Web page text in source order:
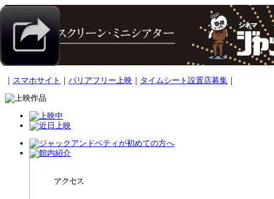
｜ スマホサイト ｜ バリアフリー上映 ｜ タイムシート設置店募集 ｜